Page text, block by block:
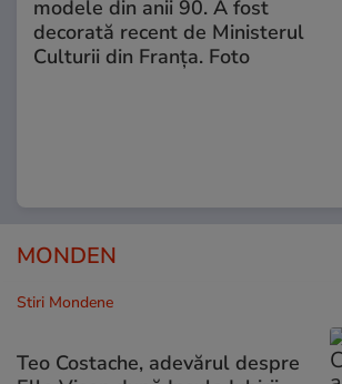
modele din anii 90. A fost
decorată recent de Ministerul
Culturii din Franța. Foto
MONDEN
Stiri Mondene
Teo Costache, adevărul despre